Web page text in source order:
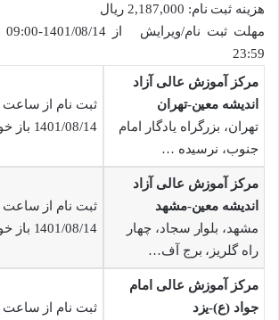
هزینه ثبت نام: 2,187,000 ریال
23:59
مرکز آموزش عالی آزاد
اندیشه معین-تهران
تهران، بزرگراه یادگار امام
جنوب، نرسیده …
1401/08/14 باز خواهد شد
مرکز آموزش عالی آزاد
اندیشه معین-مشهد
مشهد، بلوار سجاد، چهار
راه گلریز، برج آف…
1401/08/14 باز خواهد شد
مرکز آموزش عالی امام
جواد (ع)-یزد